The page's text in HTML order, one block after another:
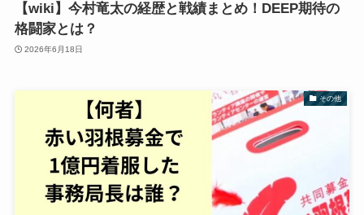
【wiki】今村竜太の経歴と戦績まとめ！DEEP期待の
格闘家とは？
2026年6月18日
その他